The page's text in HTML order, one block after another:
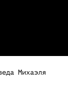
Михаэля